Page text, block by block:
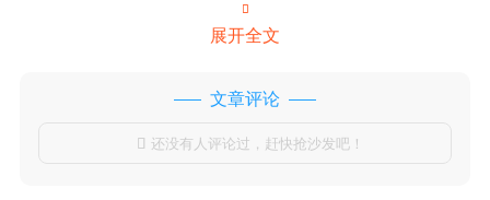

展开全文
文章评论
 还没有人评论过，赶快抢沙发吧！